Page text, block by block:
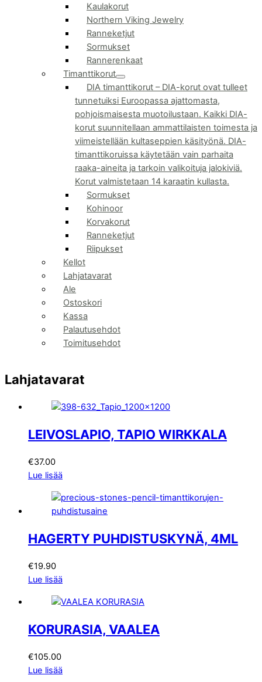
Kaulakorut
Northern Viking Jewelry
Ranneketjut
Sormukset
Rannerenkaat
Timanttikorut
DIA timanttikorut – DIA-korut ovat tulleet
tunnetuiksi Euroopassa ajattomasta,
pohjoismaisesta muotoilustaan. Kaikki DIA-
korut suunnitellaan ammattilaisten toimesta ja
viimeistellään kultaseppien käsityönä. DIA-
timanttikoruissa käytetään vain parhaita
raaka-aineita ja tarkoin valikoituja jalokiviä.
Korut valmistetaan 14 karaatin kullasta.
Sormukset
Kohinoor
Korvakorut
Ranneketjut
Riipukset
Kellot
Lahjatavarat
Ale
Ostoskori
Kassa
Palautusehdot
Toimitusehdot
Lahjatavarat
LEIVOSLAPIO, TAPIO WIRKKALA
€37.00
Lue lisää
HAGERTY PUHDISTUSKYNÄ, 4ML
€19.90
Lue lisää
KORURASIA, VAALEA
€105.00
Lue lisää